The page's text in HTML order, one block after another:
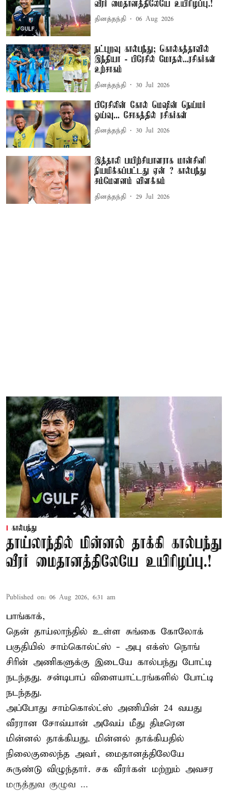
வீரர் மைதானத்திலேயே உயிரிழப்பு.!
தினத்தந்தி 06 Aug 2026
நட்புறவு கால்பந்து; கொல்கத்தாவில்
இந்தியா - பிரேசில் மோதல்...ரசிகர்கள்
உற்சாகம்
தினத்தந்தி 30 Jul 2026
பிரேசிலின் கோல் மெஷின் நெய்மர்
ஓய்வு... சோகத்தில் ரசிகர்கள்
தினத்தந்தி 30 Jul 2026
இத்தாலி பயிற்சியாளராக மான்சினி
நியமிக்கப்பட்டது ஏன் ? கால்பந்து
சம்மேளனம் விளக்கம்
தினத்தந்தி 29 Jul 2026
கால்பந்து
தாய்லாந்தில் மின்னல் தாக்கி கால்பந்து
வீரர் மைதானத்திலேயே உயிரிழப்பு.!
Published on: 06 Aug 2026, 6:31 am
பாங்காக்,
தென் தாய்லாந்தில் உள்ள சுங்கை கோலோக்
பகுதியில் சாம்கொல்ட்ஸ் - அபு எக்ஸ் நொங்
சிரின் அணிகளுக்கு இடையே கால்பந்து போட்டி
நடந்தது. சன்டிபாப் விளையாட்டரங்களில் போட்டி
நடந்தது.
அப்போது சாம்கொல்ட்ஸ் அணியின் 24 வயது
வீரரான சோவ்யான் அவேய் மீது திடீரென
மின்னல் தாக்கியது. மின்னல் தாக்கியதில்
நிலைகுலைந்த அவர், மைதானத்திலேயே
சுருண்டு விழுந்தார். சக வீரர்கள் மற்றும் அவசர
மருத்துவ குழுவ ...